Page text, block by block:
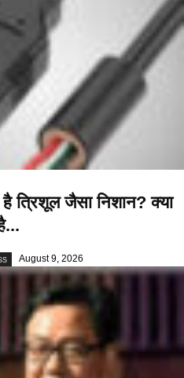
है त्रिशूल जैसा निशान? क्या
August 9, 2026